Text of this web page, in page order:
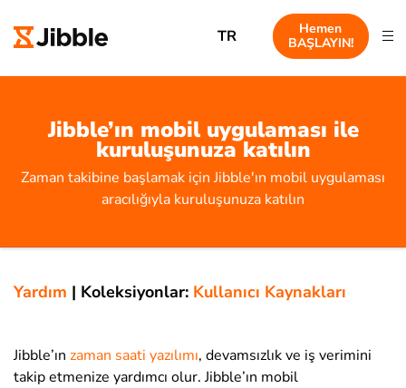
TR
Hemen
BAŞLAYIN!
Jibble’ın mobil uygulaması ile
kuruluşunuza katılın
Zaman takibine başlamak için Jibble'ın mobil uygulaması
aracılığıyla kuruluşunuza katılın
Yardım | Koleksiyonlar: Kullanıcı Kaynakları
Jibble’ın zaman saati yazılımı, devamsızlık ve iş verimini
takip etmenize yardımcı olur. Jibble’ın mobil